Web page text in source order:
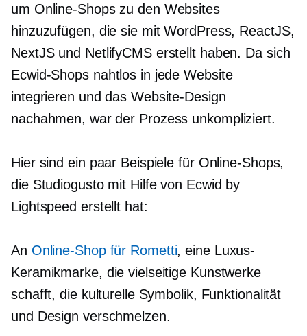
um Online-Shops zu den Websites
hinzuzufügen, die sie mit WordPress, ReactJS,
NextJS und NetlifyCMS erstellt haben. Da sich
Ecwid-Shops nahtlos in jede Website
integrieren und das Website-Design
nachahmen, war der Prozess unkompliziert.
Hier sind ein paar Beispiele für Online-Shops,
die Studiogusto mit Hilfe von Ecwid by
Lightspeed erstellt hat:
An Online-Shop für Rometti, eine Luxus-
Keramikmarke, die vielseitige Kunstwerke
schafft, die kulturelle Symbolik, Funktionalität
und Design verschmelzen.